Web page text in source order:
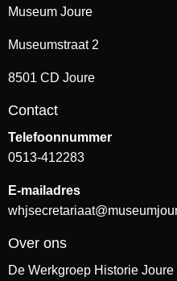
Museum Joure
Museumstraat 2
8501 CD Joure
Contact
Telefoonnummer
0513-412283
E-mailadres
Over ons
De Werkgroep Historie